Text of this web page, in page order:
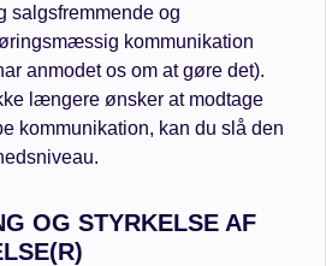
salgsfremmende og
kommunikation
anmodet os om at gøre det).
længere ønsker at modtage
kommunikation, kan du slå den
OG STYRKELSE AF